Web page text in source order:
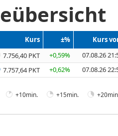
Kurs ±%
Kurs
7.756,40 PKT +0,59%
07.08.26
7.757,64 PKT +0,62% 07.08.26
+10min. +15min.